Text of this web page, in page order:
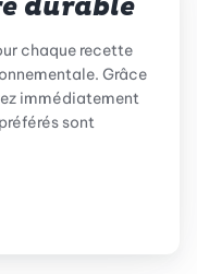
durable
chaque recette
Grâce
immédiatement
sont